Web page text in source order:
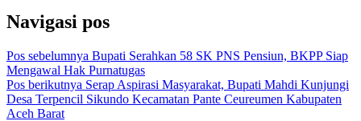
Navigasi pos
Pos sebelumnya Bupati Serahkan 58 SK PNS Pensiun, BKPP Siap
Mengawal Hak Purnatugas
Pos berikutnya Serap Aspirasi Masyarakat, Bupati Mahdi Kunjungi
Desa Terpencil Sikundo Kecamatan Pante Ceureumen Kabupaten
Aceh Barat